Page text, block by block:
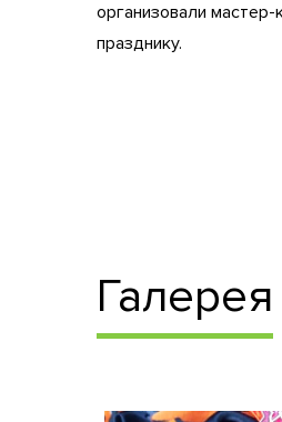
организовали
празднику.
Галерея